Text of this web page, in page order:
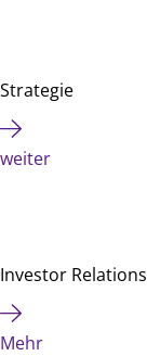
Strategie
weiter
Investor Relations
Mehr